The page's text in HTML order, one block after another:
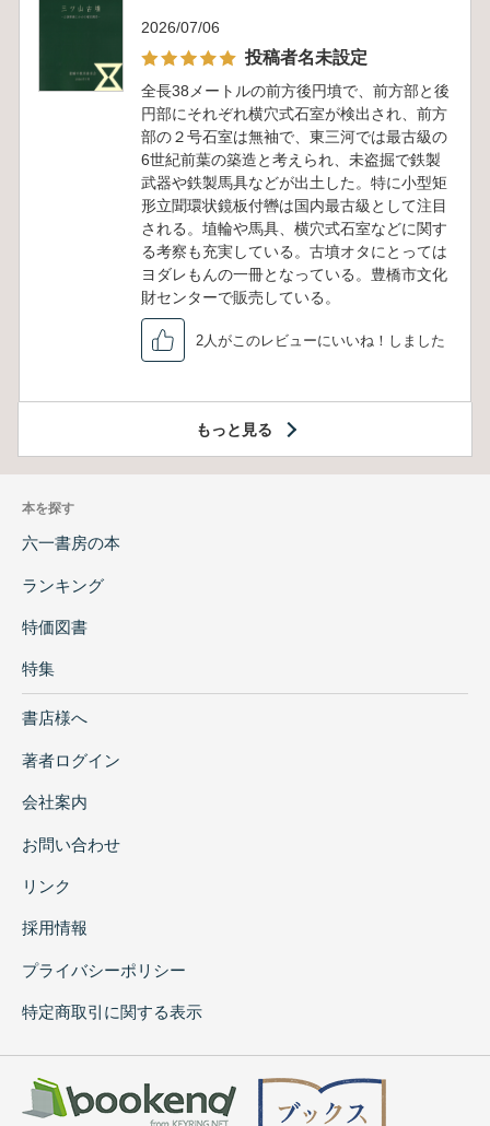
2026/07/06
投稿者名未設定
全長38メートルの前方後円墳で、前方部と後
円部にそれぞれ横穴式石室が検出され、前方
部の２号石室は無袖で、東三河では最古級の
6世紀前葉の築造と考えられ、未盗掘で鉄製
武器や鉄製馬具などが出土した。特に小型矩
形立聞環状鏡板付轡は国内最古級として注目
される。埴輪や馬具、横穴式石室などに関す
る考察も充実している。古墳オタにとっては
ヨダレもんの一冊となっている。豊橋市文化
財センターで販売している。
2人がこのレビューにいいね！しました
もっと見る
本を探す
六一書房の本
ランキング
特価図書
特集
書店様へ
著者ログイン
会社案内
お問い合わせ
リンク
採用情報
プライバシーポリシー
特定商取引に関する表示